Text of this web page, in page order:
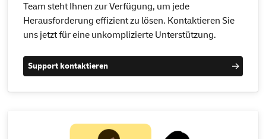
Team steht Ihnen zur Verfügung, um jede
Herausforderung effizient zu lösen. Kontaktieren Sie
uns jetzt für eine unkomplizierte Unterstützung.
Support kontaktieren